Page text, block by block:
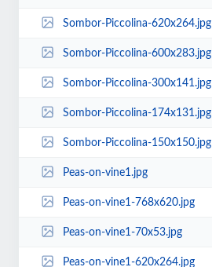
Sombor-Piccolina-620x264.jpg
Sombor-Piccolina-600x283.jpg
Sombor-Piccolina-300x141.jpg
Sombor-Piccolina-174x131.jpg
Sombor-Piccolina-150x150.jpg
Peas-on-vine1.jpg
Peas-on-vine1-768x620.jpg
Peas-on-vine1-70x53.jpg
Peas-on-vine1-620x264.jpg